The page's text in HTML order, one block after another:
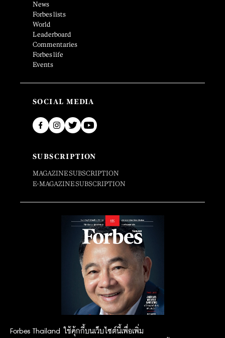
Forbes Thailand ใช้คุ้กกี้บนเว็บไซต์นี้เพื่อเพิ่ม
News
Forbes lists
World
Leaderboard
Commentaries
Forbes life
Events
SOCIAL MEDIA
SUBSCRIPTION
MAGAZINE SUBSCRIPTION
E-MAGAZINE SUBSCRIPTION